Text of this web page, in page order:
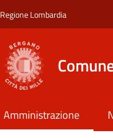
Regione Lombardia
Amministrazione